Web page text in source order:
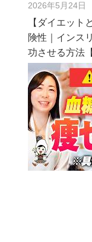
2026年5月24日
【ダイエット
険性｜インス
功させる方法